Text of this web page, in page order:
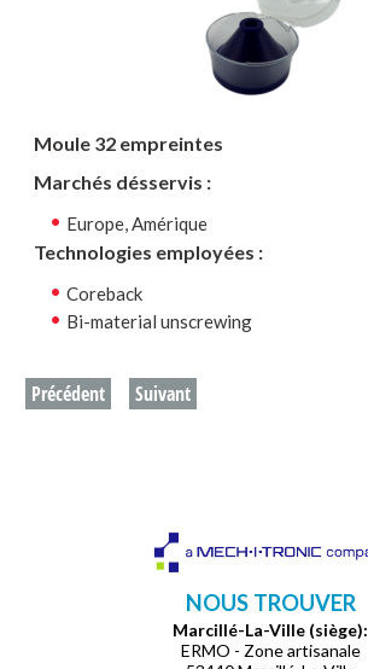
Moule 32 empreintes
Marchés désservis :
Europe, Amérique
Technologies employées :
Coreback
Bi-material unscrewing
Précédent Suivant
NOUS TROUVER
Marcillé-La-Ville (siège):
ERMO - Zone artisanale